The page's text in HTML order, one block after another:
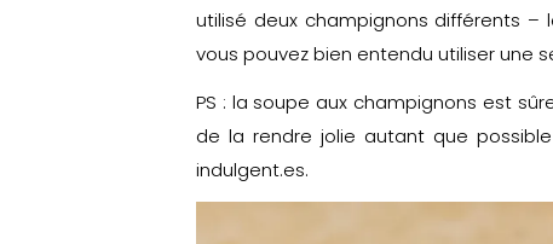
utilisé deux champignons différents –
vous pouvez bien entendu utiliser une
PS : la soupe aux champignons est
de la rendre jolie autant que
indulgent.es.